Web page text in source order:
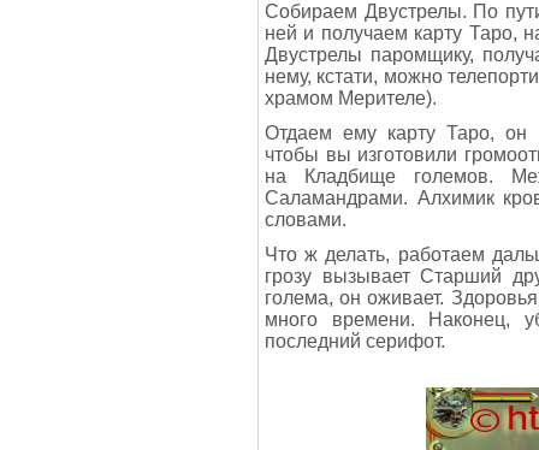
Собираем Двустрелы. По
ней и получаем карту Таро,
Двустрелы паромщику,
нему, кстати, можно
храмом Мерителе).
Отдаем ему карту Таро, он
чтобы вы изготовили
на Кладбище големов.
Саламандрами. Алхимик
словами.
Что ж делать, работаем
грозу вызывает Старший
голема, он оживает.
много времени. Наконец,
последний серифот.